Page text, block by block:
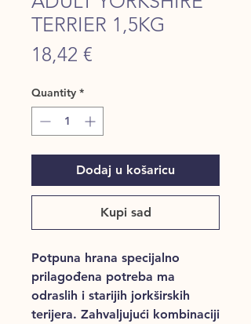
TERRIER 1,5KG
18,42 €
Quantity *
Dodaj u košaricu
Kupi sad
Potpuna hrana specijalno
prilagođena potreba ma
odraslih i starijih jorkširskih
terijera. Zahvaljujući kombinaciji